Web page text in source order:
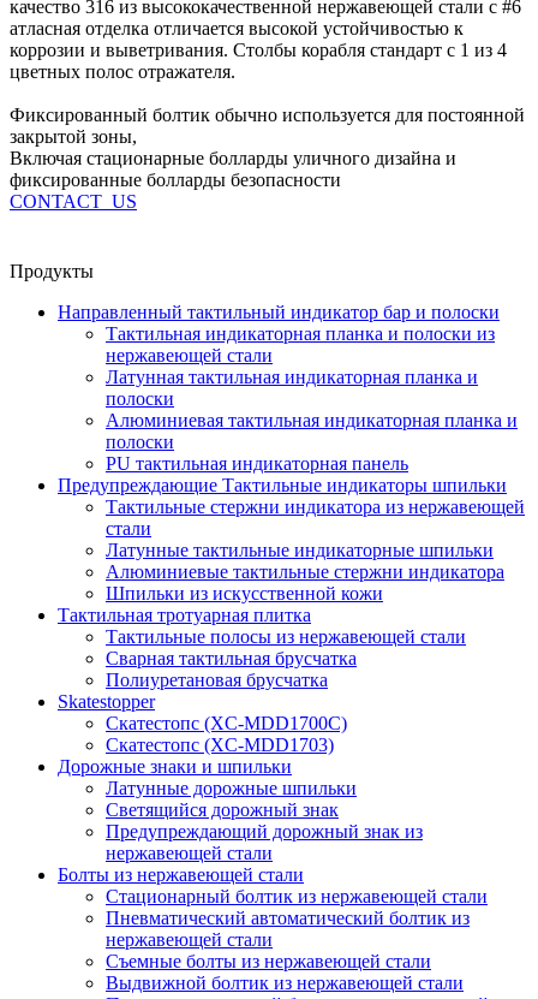
качество 316 из высококачественной нержавеющей стали с #6
атласная отделка отличается высокой устойчивостью к
коррозии и выветривания. Столбы корабля стандарт с 1 из 4
цветных полос отражателя.
Фиксированный болтик обычно используется для постоянной
закрытой зоны,
Включая стационарные болларды уличного дизайна и
фиксированные болларды безопасности
CONTACT_US
Продукты
Направленный тактильный индикатор бар и полоски
Тактильная индикаторная планка и полоски из
нержавеющей стали
Латунная тактильная индикаторная планка и
полоски
Алюминиевая тактильная индикаторная планка и
полоски
PU тактильная индикаторная панель
Предупреждающие Тактильные индикаторы шпильки
Тактильные стержни индикатора из нержавеющей
стали
Латунные тактильные индикаторные шпильки
Алюминиевые тактильные стержни индикатора
Шпильки из искусственной кожи
Тактильная тротуарная плитка
Тактильные полосы из нержавеющей стали
Сварная тактильная брусчатка
Полиуретановая брусчатка
Skatestopper
Скатестопс (XC-MDD1700C)
Скатестопс (XC-MDD1703)
Дорожные знаки и шпильки
Латунные дорожные шпильки
Светящийся дорожный знак
Предупреждающий дорожный знак из
нержавеющей стали
Болты из нержавеющей стали
Стационарный болтик из нержавеющей стали
Пневматический автоматический болтик из
нержавеющей стали
Съемные болты из нержавеющей стали
Выдвижной болтик из нержавеющей стали